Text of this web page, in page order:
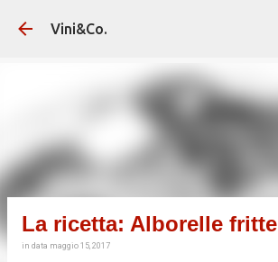
Vini&Co.
La ricetta: Alborelle fritte
in data maggio 15, 2017